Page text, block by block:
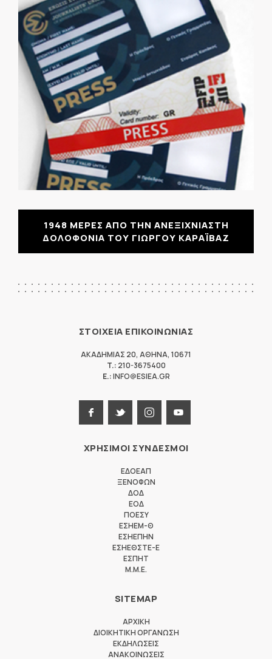
1948 ΜΕΡΕΣ ΑΠΟ ΤΗΝ ΑΝΕΞΙΧΝΙΑΣΤΗ
ΔΟΛΟΦΟΝΙΑ ΤΟΥ ΓΙΩΡΓΟΥ ΚΑΡΑΪΒΑΖ
ΣΤΟΙΧΕΙΑ ΕΠΙΚΟΙΝΩΝΙΑΣ
ΑΚΑΔΗΜΙΑΣ 20, ΑΘΗΝΑ, 10671
T.: 210-3675400
E.:INFO@ESIEA.GR
ΧΡΗΣΙΜΟΙ ΣΥΝΔΕΣΜΟΙ
ΕΔΟΕΑΠ
ΞΕΝΟΦΩΝ
ΔΟΔ
ΕΟΔ
ΠΟΕΣΥ
ΕΣΗΕΜ-Θ
ΕΣΗΕΠΗΝ
ΕΣΗΕΘΣΤΕ-Ε
ΕΣΠΗΤ
M.M.E.
SITEMAP
ΑΡΧΙΚΗ
ΔΙΟΙΚΗΤΙΚΗ ΟΡΓΑΝΩΣΗ
ΕΚΔΗΛΩΣΕΙΣ
ΑΝΑΚΟΙΝΩΣΕΙΣ